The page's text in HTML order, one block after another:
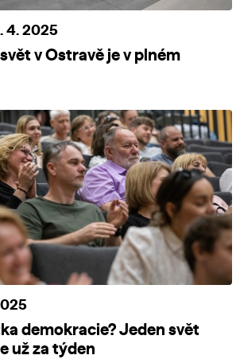
4. 2025
v Ostravě je v plném
demokracie? Jeden svět
už za týden